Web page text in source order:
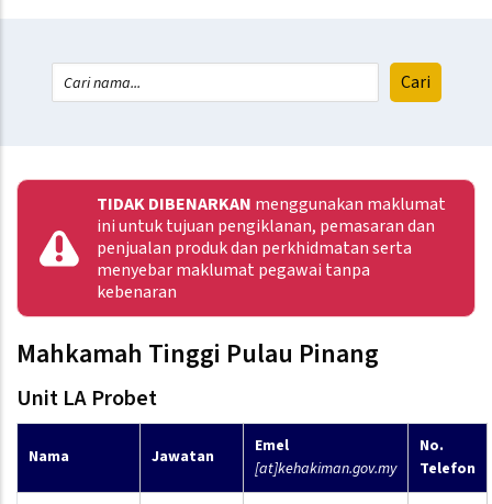
TIDAK DIBENARKAN menggunakan maklumat
ini untuk tujuan pengiklanan, pemasaran dan
penjualan produk dan perkhidmatan serta
menyebar maklumat pegawai tanpa
kebenaran
Mahkamah Tinggi Pulau Pinang
Unit LA Probet
Nama Jawatan
Emel
[at]kehakiman.gov.my
No.
Telefon